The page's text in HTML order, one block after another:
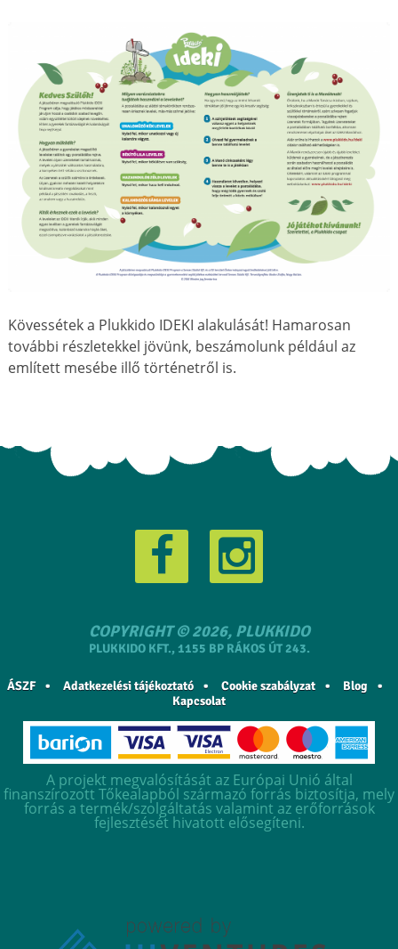
Kövessétek a Plukkido IDEKI alakulását! Hamarosan
további részletekkel jövünk, beszámolunk például az
említett mesébe illő történetről is.
COPYRIGHT © 2026, PLUKKIDO
PLUKKIDO KFT., 1155 BP RÁKOS ÚT 243.
ÁSZF Adatkezelési tájékoztató Cookie szabályzat
Blog
Kapcsolat
A projekt megvalósítását az Európai Unió által
finanszírozott Tőkealapból származó forrás biztosítja, mely
forrás a termék/szolgáltatás valamint az erőforrások
fejlesztését hivatott elősegíteni.